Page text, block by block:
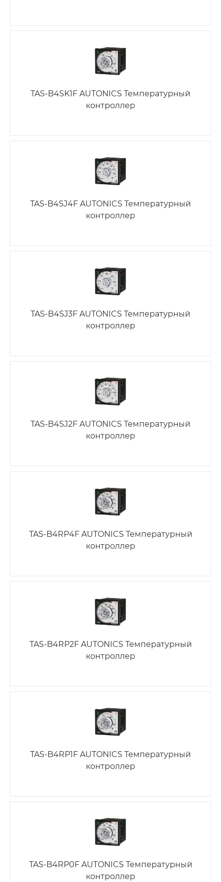
TAS-B4SK1F AUTONICS Температурный
контроллер
TAS-B4SJ4F AUTONICS Температурный
контроллер
TAS-B4SJ3F AUTONICS Температурный
контроллер
TAS-B4SJ2F AUTONICS Температурный
контроллер
TAS-B4RP4F AUTONICS Температурный
контроллер
TAS-B4RP2F AUTONICS Температурный
контроллер
TAS-B4RP1F AUTONICS Температурный
контроллер
TAS-B4RP0F AUTONICS Температурный
контроллер